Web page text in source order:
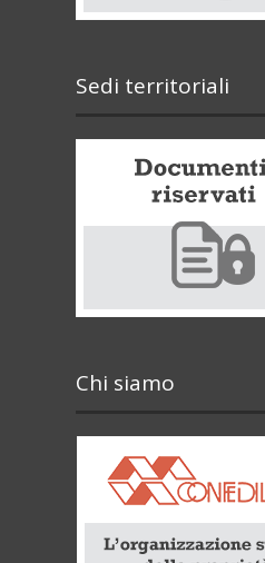
Sedi territoriali
Chi siamo